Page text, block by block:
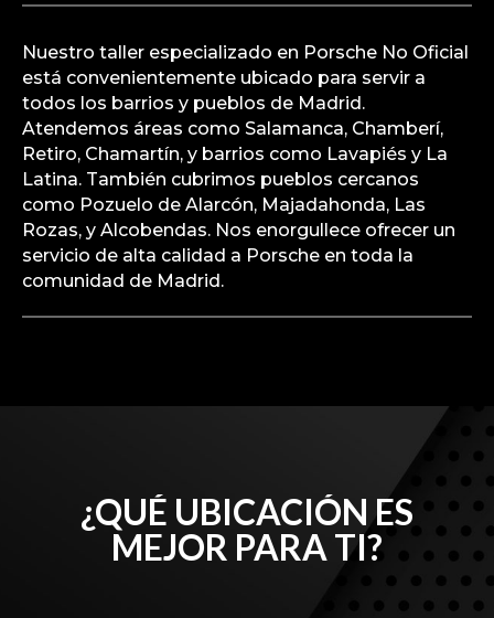
Nuestro taller especializado en Porsche No Oficial
está convenientemente ubicado para servir a
todos los barrios y pueblos de Madrid.
Atendemos áreas como Salamanca, Chamberí,
Retiro, Chamartín, y barrios como Lavapiés y La
Latina. También cubrimos pueblos cercanos
como Pozuelo de Alarcón, Majadahonda, Las
Rozas, y Alcobendas. Nos enorgullece ofrecer un
servicio de alta calidad a Porsche en toda la
comunidad de Madrid.
¿QUÉ UBICACIÓN ES
MEJOR PARA TI?